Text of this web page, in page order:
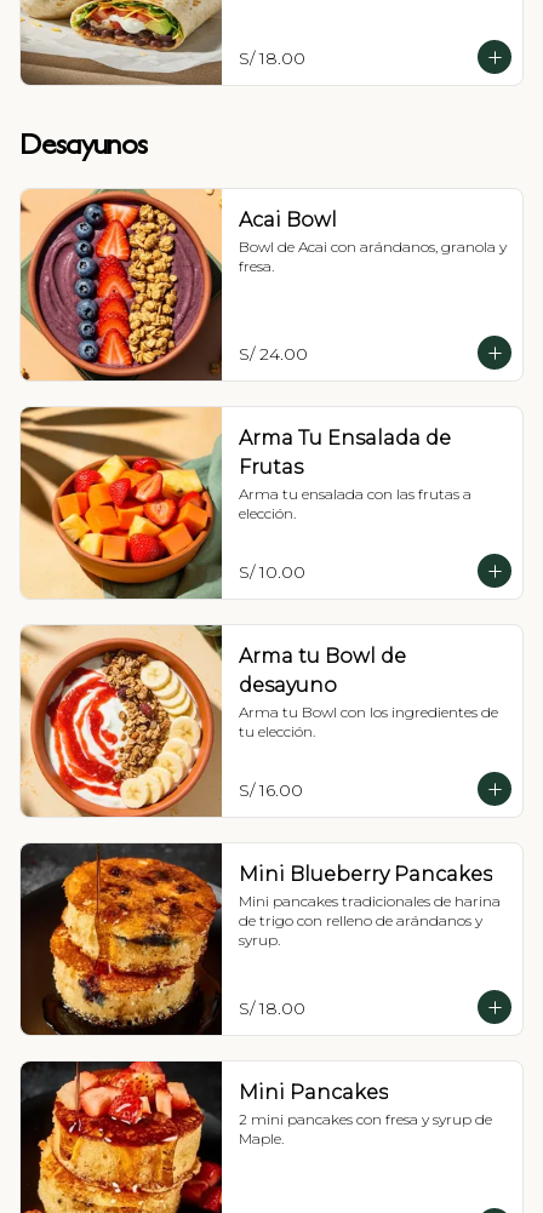
S/ 18.00
Desayunos
Acai Bowl
Bowl de Acai con arándanos, granola y
fresa.
S/ 24.00
Arma Tu Ensalada de
Frutas
Arma tu ensalada con las frutas a
elección.
S/ 10.00
Arma tu Bowl de
desayuno
Arma tu Bowl con los ingredientes de
tu elección.
S/ 16.00
Mini Blueberry Pancakes
Mini pancakes tradicionales de harina
de trigo con relleno de arándanos y
syrup.
S/ 18.00
Mini Pancakes
2 mini pancakes con fresa y syrup de
Maple.